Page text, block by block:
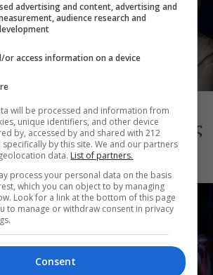
Κώστας Τουρνάς
Τσακνής στο Θέατρο Άλσος
ΔΕΗ
advertising and content, advertising and
audience research and
or access information on a device
will be processed and information from
unique identifiers, and other device
by, accessed by and shared with 212
by this site. We and our partners
data. List of partners.
process your personal data on the basis
which you can object to by managing
Look for a link at the bottom of this page
to manage or withdraw consent in privacy
Consent